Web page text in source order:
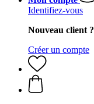
Identifiez-vous
Nouveau client ?
Créer un compte